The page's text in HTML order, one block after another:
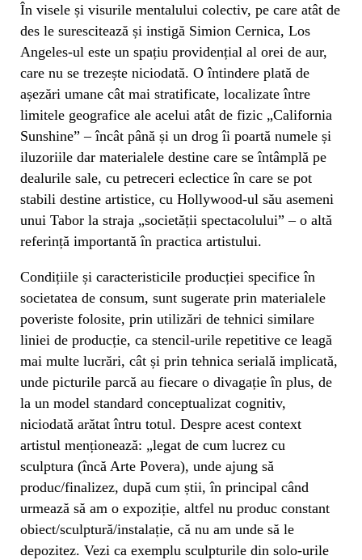
În visele și visurile mentalului colectiv, pe care atât de
des le surescitează și instigă Simion Cernica, Los
Angeles-ul este un spațiu providențial al orei de aur,
care nu se trezește niciodată. O întindere plată de
așezări umane cât mai stratificate, localizate între
limitele geografice ale acelui atât de fizic „California
Sunshine” – încât până și un drog îi poartă numele și
iluzoriile dar materialele destine care se întâmplă pe
dealurile sale, cu petreceri eclectice în care se pot
stabili destine artistice, cu Hollywood-ul său asemeni
unui Tabor la straja „societății spectacolului” – o altă
referință importantă în practica artistului.
Condițiile și caracteristicile producției specifice în
societatea de consum, sunt sugerate prin materialele
poveriste folosite, prin utilizări de tehnici similare
liniei de producție, ca stencil-urile repetitive ce leagă
mai multe lucrări, cât și prin tehnica serială implicată,
unde picturile parcă au fiecare o divagație în plus, de
la un model standard conceptualizat cognitiv,
niciodată arătat întru totul. Despre acest context
artistul menționează: „legat de cum lucrez cu
sculptura (încă Arte Povera), unde ajung să
produc/finalizez, după cum știi, în principal când
urmează să am o expoziție, altfel nu produc constant
obiect/sculptură/instalație, că nu am unde să le
depozitez. Vezi ca exemplu sculpturile din solo-urile